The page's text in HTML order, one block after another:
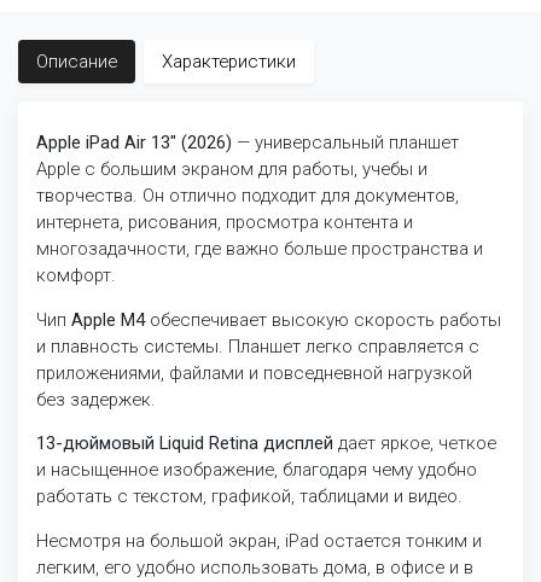
Описание Характеристики
Apple iPad Air 13" (2026) — универсальный планшет
Apple с большим экраном для работы, учебы и
творчества. Он отлично подходит для документов,
интернета, рисования, просмотра контента и
многозадачности, где важно больше пространства и
комфорт.
Чип Apple M4обеспечивает высокую скорость работы
и плавность системы. Планшет легко справляется с
приложениями, файлами и повседневной нагрузкой
без задержек.
13-дюймовый Liquid Retina дисплей дает яркое, четкое
и насыщенное изображение, благодаря чему удобно
работать с текстом, графикой, таблицами и видео.
Несмотря на большой экран, iPad остается тонким и
легким, его удобно использовать дома, в офисе и в